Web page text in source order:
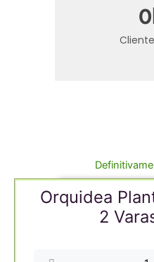
0
Orquidea
2